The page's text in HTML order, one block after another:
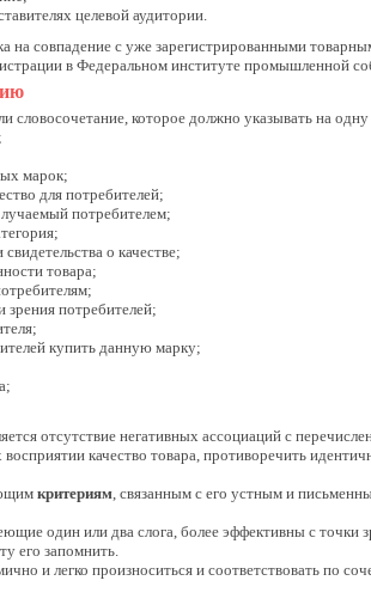
целевой аудитории.
на совпадение с уже зарегистрированными
в Федеральном институте промышленной
словосочетание, которое должно указывать на
марок;
для потребителей;
потребителем;
о качестве;
товара;
зрения потребителей;
купить данную марку;
отсутствие негативных ассоциаций с
качество товара, противоречить
критериям, связанным с его устным и
один или два слога, более эффективны с точки
его запомнить.
и легко произноситься и соответствовать по